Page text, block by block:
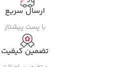
ارسال سریع
با پست پیشتاز
تضمین کیفیت